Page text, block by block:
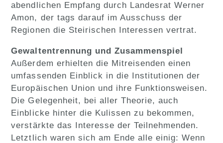
abendlichen Empfang durch Landesrat Werner
Amon, der tags darauf im Ausschuss der
Regionen die Steirischen Interessen vertrat.
Gewaltentrennung und Zusammenspiel
Außerdem erhielten die Mitreisenden einen
umfassenden Einblick in die Institutionen der
Europäischen Union und ihre Funktionsweisen.
Die Gelegenheit, bei aller Theorie, auch
Einblicke hinter die Kulissen zu bekommen,
verstärkte das Interesse der Teilnehmenden.
Letztlich waren sich am Ende alle einig: Wenn